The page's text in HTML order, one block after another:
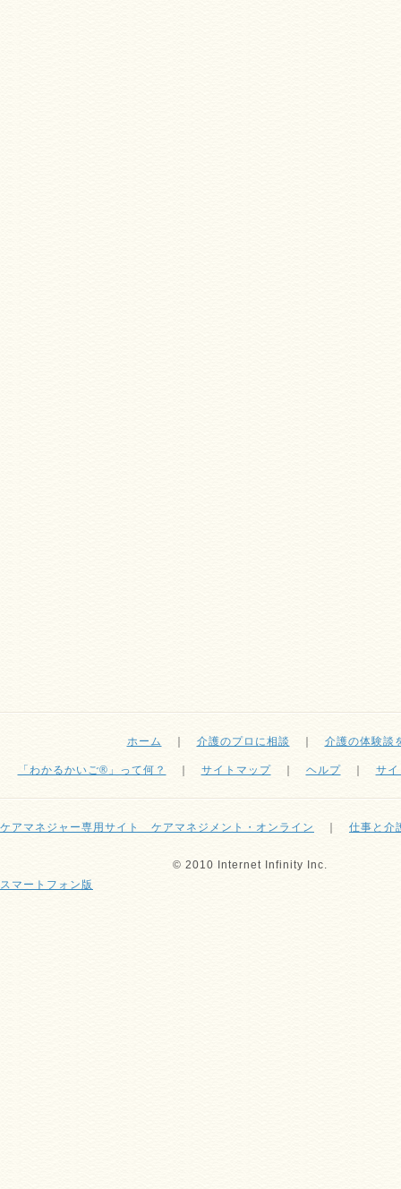
ホーム 介護のプロに相談 介護の体験談
「わかるかいご®」って何？ サイトマップ｜ ヘルプ｜ サ
ケアマネジャー専用サイト ケアマネジメント・オンライン 仕事と介
© 2010 Internet Infinity Inc.
スマートフォン版